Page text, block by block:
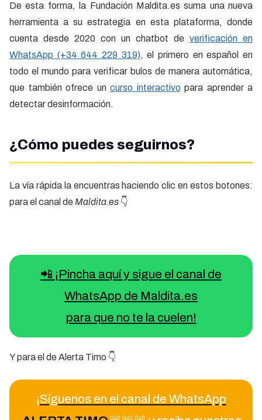
De esta forma, la Fundación Maldita.es suma una nueva
herramienta a su estrategia en esta plataforma, donde
cuenta desde 2020 con un chatbot de verificación en
WhatsApp (+34 644 229 319), el primero en español en
todo el mundo para verificar bulos de manera automática,
que también ofrece un curso interactivo para aprender a
detectar desinformación.
¿Cómo puedes seguirnos?
La vía rápida la encuentras haciendo clic en estos botones:
para el canal de Maldita.es 👇
📲 ¡Pincha aquí y sigue el canal de
WhatsApp de Maldita.es
para que no te la cuelen!
Y para el de Alerta Timo 👇
¡Síguenos en el canal de WhatsApp